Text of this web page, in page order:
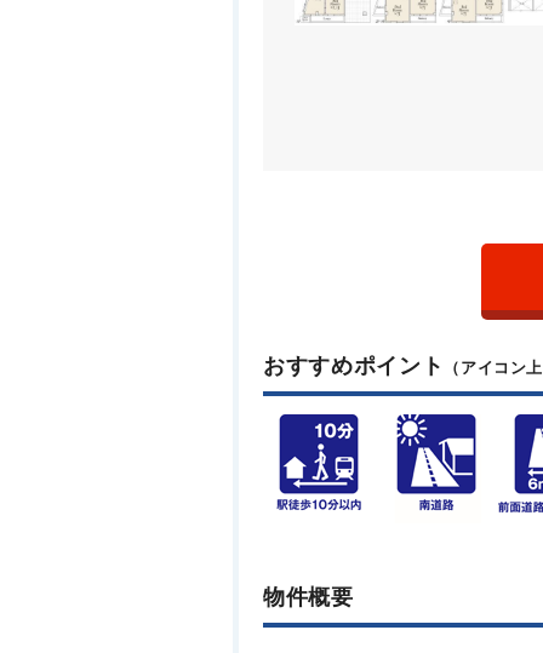
おすすめポイント （アイコン
物件概要